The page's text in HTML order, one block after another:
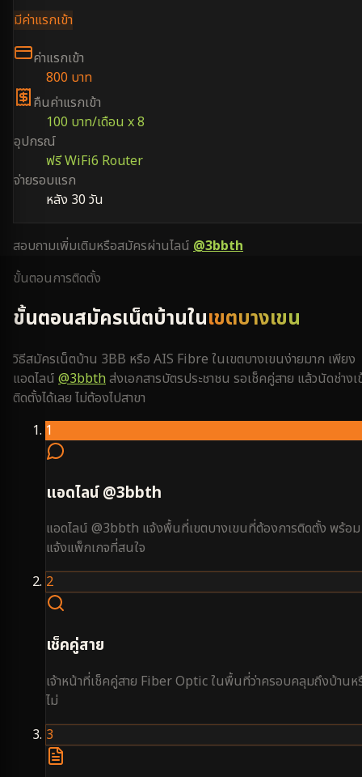
มีค่าแรกเข้า
ค่าแรกเข้า
800 บาท
คืนค่าแรกเข้า
100 บาท/เดือน x 8
อุปกรณ์
ฟรี WiFi6 Router
จ่ายรอบแรก
หลัง 30 วัน
สอบถามเพิ่มเติมหรือสมัครผ่านไลน์ @3bbth
ขั้นตอนการติดตั้ง
ขั้นตอนสมัครเน็ตบ้านในเขตบางเขน
วิธีสมัครเน็ตบ้าน 3BB หรือ AIS Fibre ในเขตบางเขนง่ายมาก เพียง
แอดไลน์ @3bbthส่งเอกสารบัตรประชาชน รอเช็คคู่สาย แล้วนัดช่างเ
ติดตั้งได้เลย ไม่ต้องไปสาขา
1
แอดไลน์ @3bbth
แอดไลน์ @3bbth แจ้งพื้นที่เขตบางเขนที่ต้องการติดตั้ง พร้อม
แจ้งแพ็กเกจที่สนใจ
2
เช็คคู่สาย
เจ้าหน้าที่เช็คคู่สาย Fiber Optic ในพื้นที่ว่าครอบคลุมถึงบ้านห
ไม่
3